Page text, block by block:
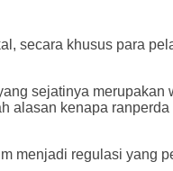
secara khusus para
sejatinya merupakan
alasan kenapa
menjadi regulasi yang